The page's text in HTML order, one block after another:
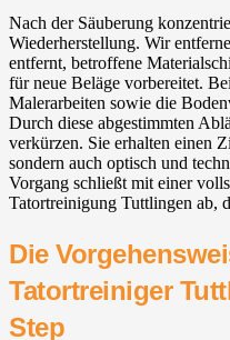
Nach der Säuberung
Wiederherstellung. Wir
entfernt, betroffene
für neue Beläge vorbereitet.
Malerarbeiten sowie die
Durch diese abgestimmten
verkürzen. Sie erhalten einen
sondern auch optisch und
Vorgang schließt mit einer
Tatortreinigung Tuttlingen ab,
Die
Tatortreiniger
Step